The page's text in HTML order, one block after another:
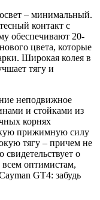
– минимальный.
контакт с
обеспечивают 20-
цвета, которые
Широкая колея в
тягу и
неподвижное
и стойками из
корнях
прижимную силу
тягу – причем не
о
всем оптимистам,
GT4: забудь